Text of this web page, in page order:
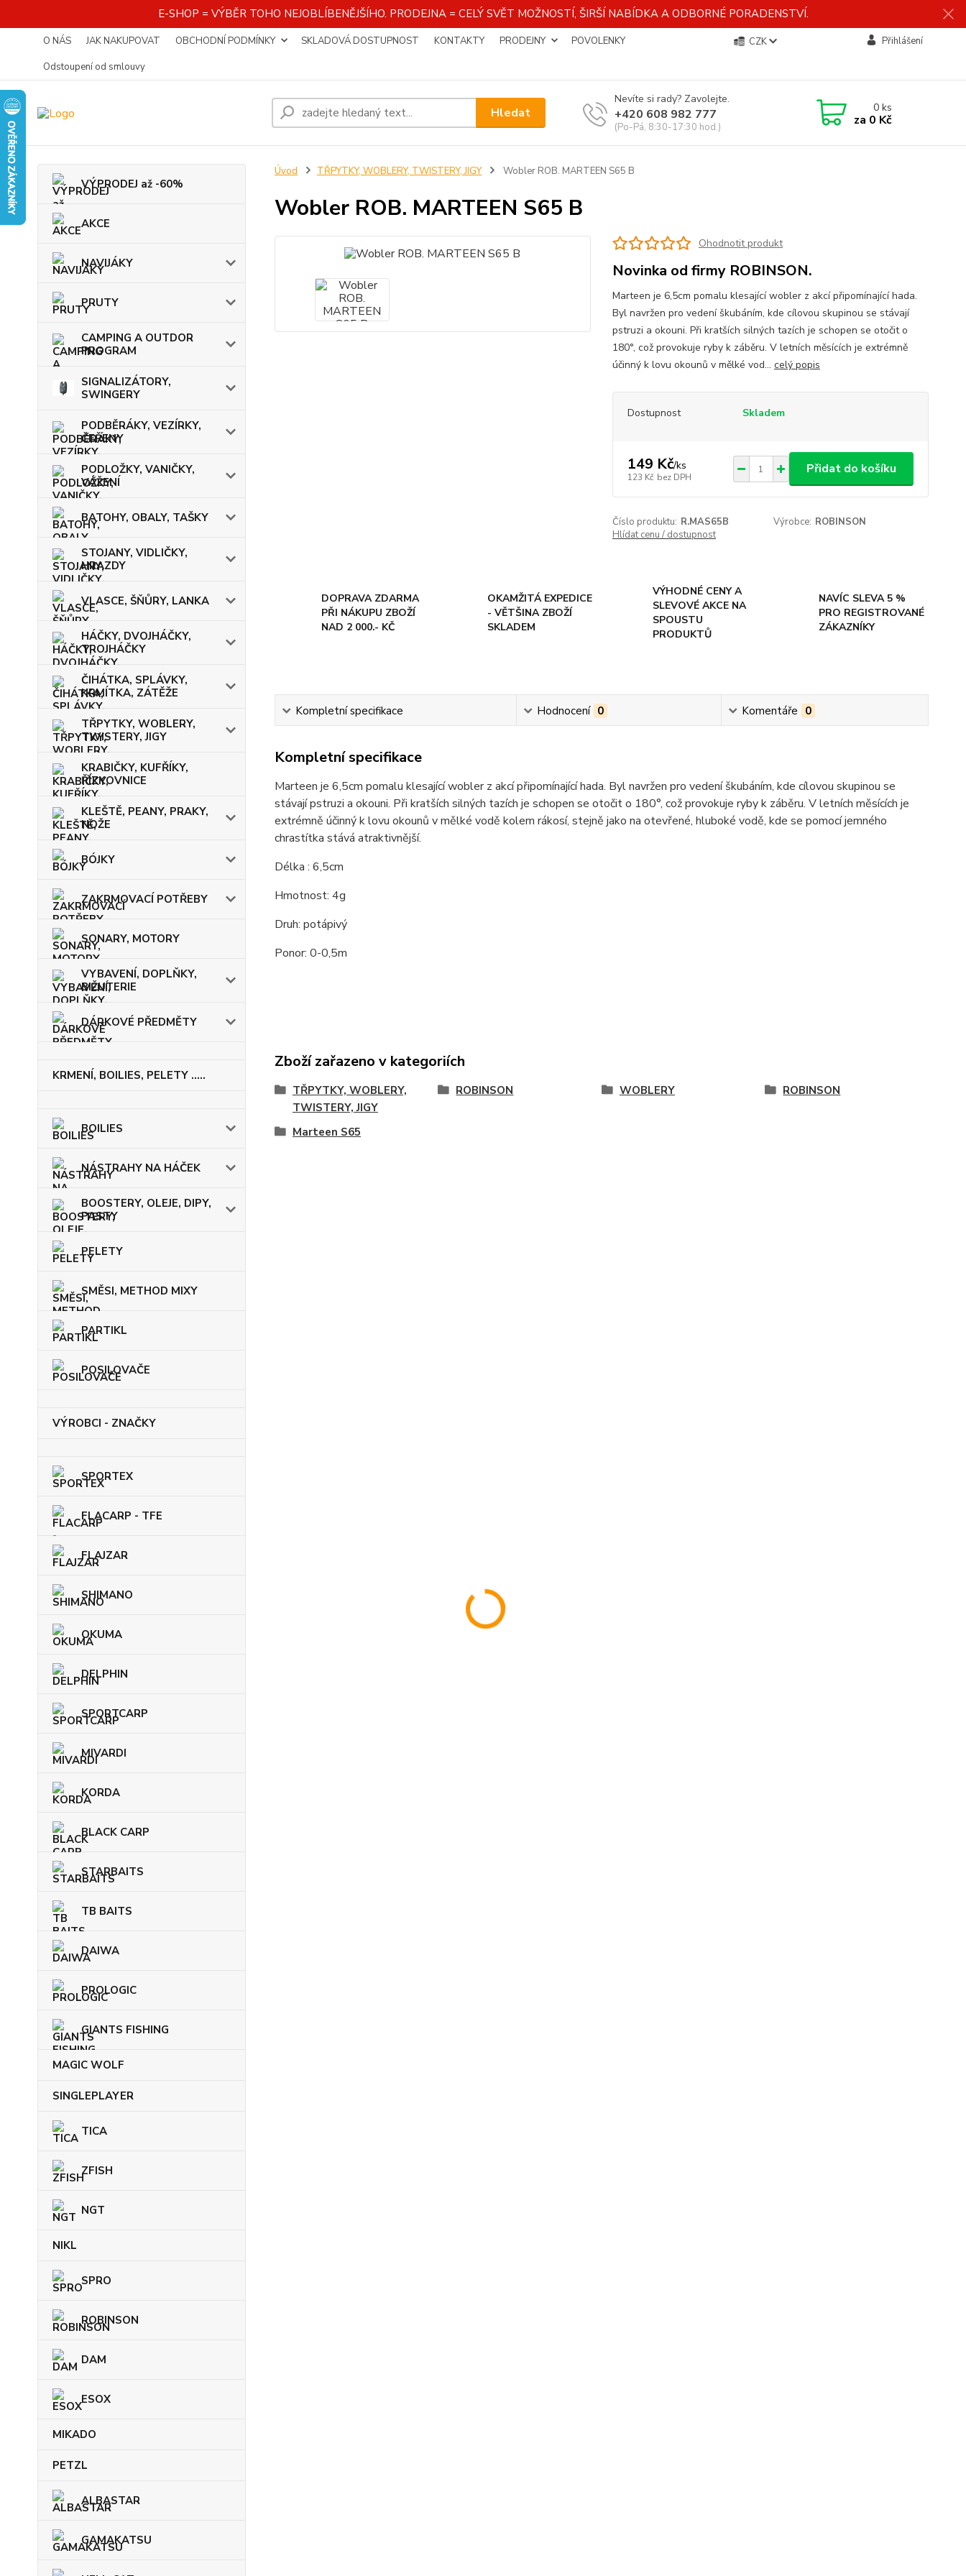
E-SHOP = VÝBĚR TOHO NEJOBLÍBENĚJŠÍHO. PRODEJNA = CELÝ SVĚT MOŽNOSTÍ, ŠIRŠÍ NABÍDKA A ODBORNÉ PORADENSTVÍ.
O NÁS JAK NAKUPOVAT OBCHODNÍ PODMÍNKY SKLADOVÁ DOSTUPNOST KONTAKTY PRODEJNY
POVOLENKY
Odstoupení od smlouvy
CZK Přihlášení
Hledat
Nevíte si rady? Zavolejte.
+420 608 982 777
(Po-Pá, 8:30-17:30 hod.)
0ks
za 0 Kč
VÝPRODEJ až -60%
AKCE
NAVIJÁKY
PRUTY
CAMPING A OUTDOR
PROGRAM
SIGNALIZÁTORY,
SWINGERY
PODBĚRÁKY, VEZÍRKY,
ČEŘENY
PODLOŽKY, VANIČKY,
VÁŽENÍ
BATOHY, OBALY, TAŠKY
STOJANY, VIDLIČKY,
HRAZDY
VLASCE, ŠŇŮRY, LANKA
HÁČKY, DVOJHÁČKY,
TROJHÁČKY
ČIHÁTKA, SPLÁVKY,
KRMÍTKA, ZÁTĚŽE
TŘPYTKY, WOBLERY,
TWISTERY, JIGY
KRABIČKY, KUFŘÍKY,
ŘÍZKOVNICE
KLEŠTĚ, PEANY, PRAKY,
NOŽE
BÓJKY
ZAKRMOVACÍ POTŘEBY
SONARY, MOTORY
VYBAVENÍ, DOPLŇKY,
BIŽUTERIE
DÁRKOVÉ PŘEDMĚTY
KRMENÍ, BOILIES, PELETY .....
BOILIES
NÁSTRAHY NA HÁČEK
BOOSTERY, OLEJE, DIPY,
PASTY
PELETY
SMĚSI, METHOD MIXY
PARTIKL
POSILOVAČE
VÝROBCI - ZNAČKY
SPORTEX
FLACARP - TFE
FLAJZAR
SHIMANO
OKUMA
DELPHIN
SPORTCARP
MIVARDI
KORDA
BLACK CARP
STARBAITS
TB BAITS
DAIWA
PROLOGIC
GIANTS FISHING
MAGIC WOLF
SINGLEPLAYER
TICA
ZFISH
NGT
NIKL
SPRO
ROBINSON
DAM
ESOX
MIKADO
PETZL
ALBASTAR
GAMAKATSU
Úvod TŘPYTKY, WOBLERY, TWISTERY, JIGY Wobler ROB. MARTEEN S65 B
Wobler ROB. MARTEEN S65 B
Ohodnotit produkt
Novinka od firmy ROBINSON.
Marteen je 6,5cm pomalu klesající wobler z akcí připomínající hada.
Byl navržen pro vedení škubáním, kde cílovou skupinou se stávají
pstruzi a okouni. Při kratších silných tazích je schopen se otočit o
180°, což provokuje ryby k záběru. V letních měsících je extrémně
účinný k lovu okounů v mělké vod... celý popis
Dostupnost Skladem
149 Kč/ks
123 Kč bez DPH
Přidat do košíku
Číslo produktu: R.MAS65B Výrobce: ROBINSON
Hlídat cenu / dostupnost
DOPRAVA ZDARMA
PŘI NÁKUPU ZBOŽÍ
NAD 2 000.- KČ
OKAMŽITÁ EXPEDICE
- VĚTŠINA ZBOŽÍ
SKLADEM
VÝHODNÉ CENY A
SLEVOVÉ AKCE NA
SPOUSTU
PRODUKTŮ
NAVÍC SLEVA 5 %
PRO REGISTROVANÉ
ZÁKAZNÍKY
Kompletní specifikace Hodnocení 0 Komentáře 0
Kompletní specifikace
Marteen je 6,5cm pomalu klesající wobler z akcí připomínající hada. Byl navržen pro vedení škubáním, kde cílovou skupinou se
stávají pstruzi a okouni. Při kratších silných tazích je schopen se otočit o 180°, což provokuje ryby k záběru. V letních měsících je
extrémně účinný k lovu okounů v mělké vodě kolem rákosí, stejně jako na otevřené, hluboké vodě, kde se pomocí jemného
chrastítka stává atraktivnější.
Délka : 6,5cm
Hmotnost: 4g
Druh: potápivý
Ponor: 0-0,5m
Zboží zařazeno v kategoriích
TŘPYTKY, WOBLERY,
TWISTERY, JIGY
ROBINSON WOBLERY ROBINSON
Marteen S65